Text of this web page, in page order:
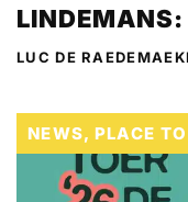
LINDEMANS:
LUC DE
NEWS, PLACE